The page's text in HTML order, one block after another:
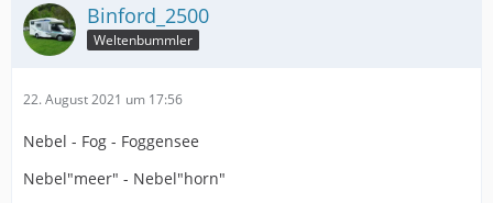
Binford_2500
Weltenbummler
22. August 2021 um 17:56
Nebel - Fog - Foggensee
Nebel"meer" - Nebel"horn"